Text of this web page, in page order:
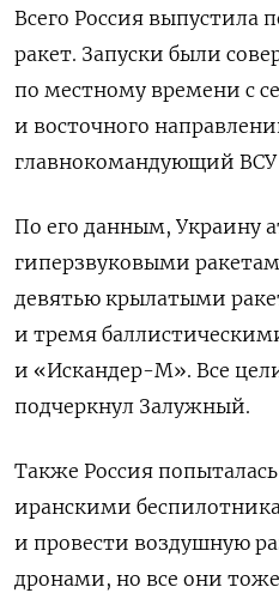
Всего Россия выпустила
ракет. Запуски были
по местному времени с
и восточного
главнокомандующий
По его данным, Украину
гиперзвуковыми
девятью крылатыми
и тремя
и «Искандер-М». Все
подчеркнул Залужный.
Также Россия
иранскими
и провести воздушную
дронами, но все они